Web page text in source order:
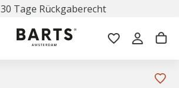
30 Tage Rückgaberecht